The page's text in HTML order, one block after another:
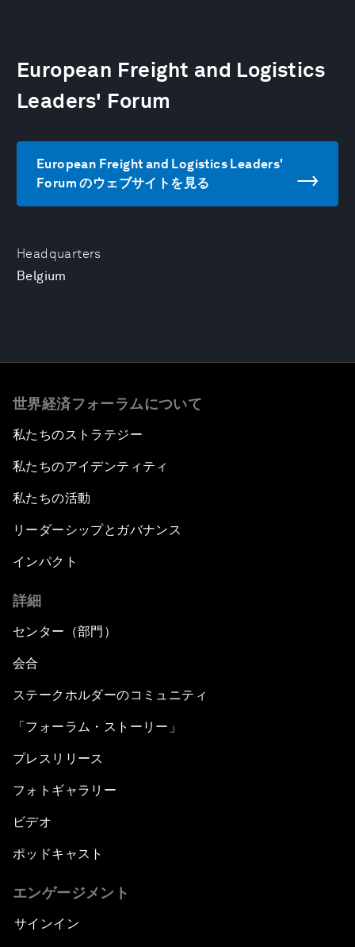
Headquarters
Belgium
European Freight and Logistics
Leaders'​ Forum
European Freight and Logistics Leaders'​
Forum のウェブサイトを見る
世界経済フォーラムについて
私たちのストラテジー
私たちのアイデンティティ
私たちの活動
リーダーシップとガバナンス
インパクト
詳細
センター（部門）
会合
ステークホルダーのコミュニティ
「フォーラム・ストーリー」
プレスリリース
フォトギャラリー
ビデオ
ポッドキャスト
エンゲージメント
サインイン